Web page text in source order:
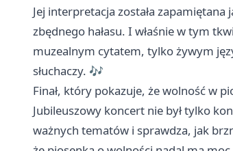
Jej interpretacja została
zbędnego hałasu. I właśnie w tym
muzealnym cytatem, tylko żywym
słuchaczy. 🎶
Finał, który pokazuje, że wolność w
Jubileuszowy koncert nie był tylko
ważnych tematów i sprawdza, jak